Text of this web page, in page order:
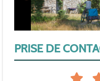
PRISE DE